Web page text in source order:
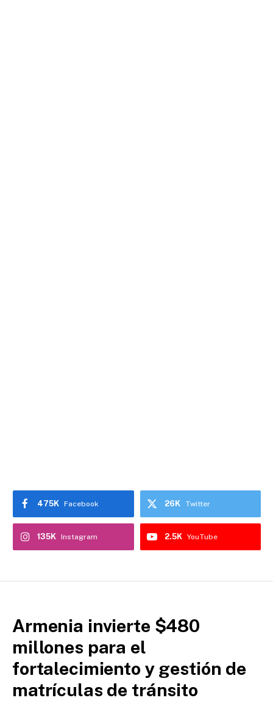
Facebook
475K Twitter
26K
Instagram
135K YouTube
2.5K
Armenia invierte $480
millones para el
fortalecimiento y gestión de
matrículas de tránsito